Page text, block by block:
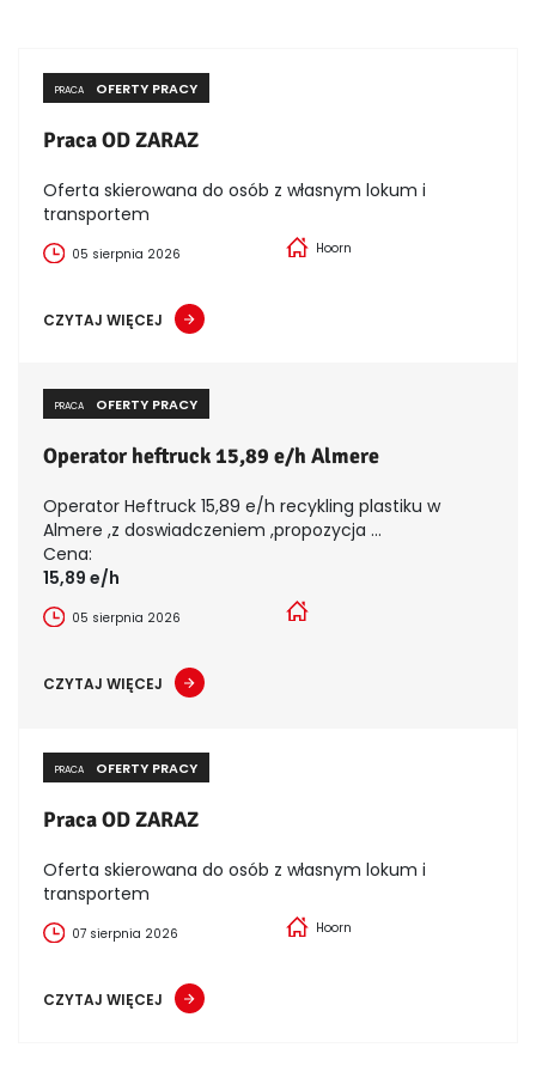
PRACA OFERTY PRACY
Praca OD ZARAZ
Oferta skierowana do osób z własnym lokum i
transportem
05 sierpnia 2026 Hoorn
CZYTAJ WIĘCEJ
PRACA OFERTY PRACY
Operator heftruck 15,89 e/h Almere
Operator Heftruck 15,89 e/h recykling plastiku w
Almere ,z doswiadczeniem ,propozycja ...
Cena:
15,89 e/h
05 sierpnia 2026
CZYTAJ WIĘCEJ
PRACA OFERTY PRACY
Praca OD ZARAZ
Oferta skierowana do osób z własnym lokum i
transportem
07 sierpnia 2026 Hoorn
CZYTAJ WIĘCEJ